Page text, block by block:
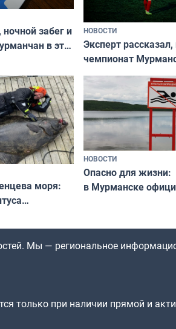
ночной забег и
в эти
НОВОСТИ
Эксперт
чемпионат
области по
незамеченным
моря:
НОВОСТИ
Опасно для жизни:
в Мурманске
Мы — региональное
только при наличии прямой и